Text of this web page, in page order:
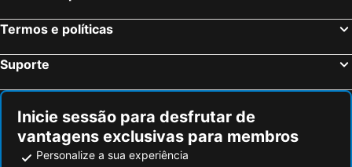
Termos e políticas
Suporte
Inicie sessão para desfrutar de
vantagens exclusivas para membros
Personalize a sua experiência